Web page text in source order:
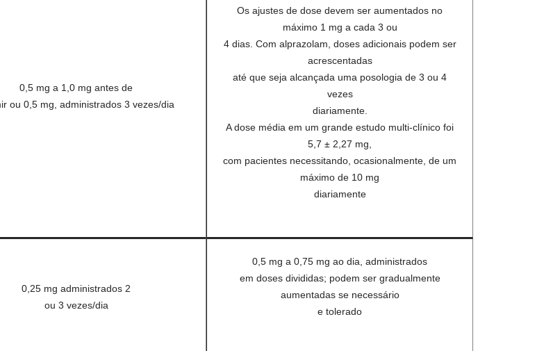
0,5 mg a 1,0 mg antes de
ou 0,5 mg, administrados 3 vezes/dia
Os ajustes de dose devem ser aumentados no
máximo 1 mg a cada 3 ou
4 dias. Com alprazolam, doses adicionais podem ser
acrescentadas
até que seja alcançada uma posologia de 3 ou 4
vezes
diariamente.
A dose média em um grande estudo multi-clínico foi
5,7 ± 2,27 mg,
com pacientes necessitando, ocasionalmente, de um
máximo de 10 mg
diariamente
0,25 mg administrados 2
ou 3 vezes/dia
0,5 mg a 0,75 mg ao dia, administrados
em doses divididas; podem ser gradualmente
aumentadas se necessário
e tolerado